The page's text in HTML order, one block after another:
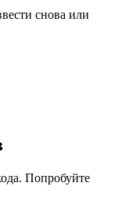
снова или
Попробуйте